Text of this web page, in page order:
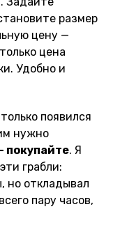
размер
цену —
цена
Удобно и
появился
нужно
покупайте. Я
грабли:
но откладывал
пару часов,